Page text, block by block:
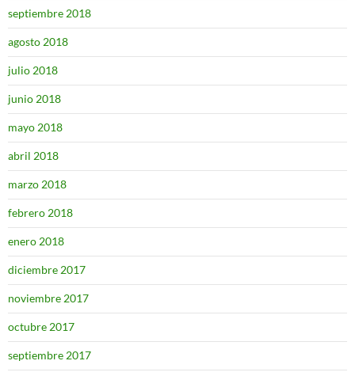
septiembre 2018
agosto 2018
julio 2018
junio 2018
mayo 2018
abril 2018
marzo 2018
febrero 2018
enero 2018
diciembre 2017
noviembre 2017
octubre 2017
septiembre 2017